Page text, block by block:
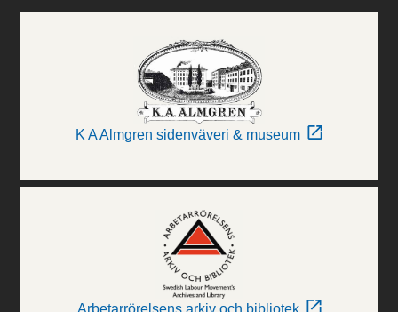
K A Almgren sidenväveri & museum
Arbetarrörelsens arkiv och bibliotek